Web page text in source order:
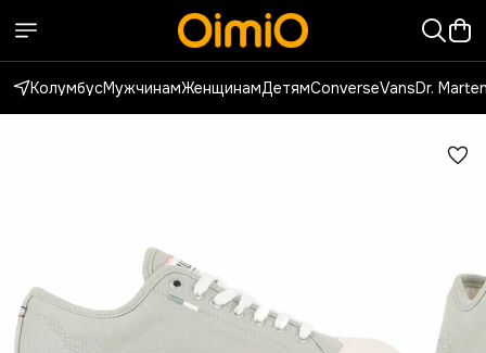
КолумбусМужчинамЖенщинамДетямConverseVansDr.